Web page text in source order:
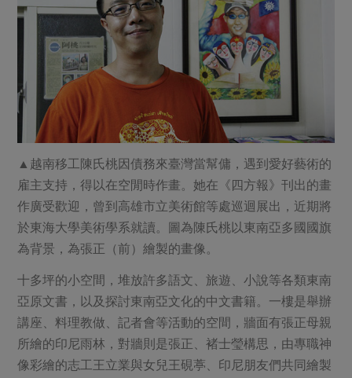
▲越南移工陳氏桃因債務來臺灣當幫傭，遇到愛好藝術的
雇主支持，得以在空閒時作畫。她在《四方報》刊出的畫
作廣受歡迎，曾到高雄市立美術館等處巡迴展出，近期將
於東海大學美術學系就讀。圖為陳氏桃以東南亞多國國旗
為背景，為張正（前）繪製的畫像。
十多坪的小空間，堆放許多語文、旅遊、小說等各類東南
亞原文書，以及探討東南亞文化的中文書籍。一樓是舉辦
講座、料理教做、記者會等活動的空間，牆面有張正母親
所繪的印尼雨林，對牆則是張正、褚士瑩構思，由專職神
像彩繪的志工王立業與女兒王硯葶、印尼朋友們共同繪製